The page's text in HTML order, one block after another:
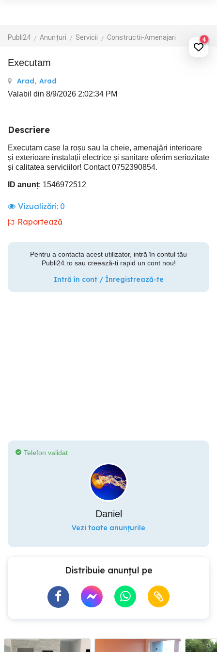
Publi24 Anunțuri Servicii Constructii-Amenajari 4
Executam
Arad, Arad
Valabil din 8/9/2026 2:02:34 PM
Descriere
Executam case la roșu sau la cheie, amenajări interioare
și exterioare instalații electrice și sanitare oferim seriozitate
și calitatea serviciilor! Contact 0752390854.
ID anunț: 1546972512
Vizualizări: 0
Raportează
Pentru a contacta acest utilizator, intră în contul tău
Publi24.ro sau creează-ți rapid un cont nou!
Intră în cont / Înregistrează-te
Telefon validat
Daniel
Vezi toate anunțurile
Distribuie anunțul pe